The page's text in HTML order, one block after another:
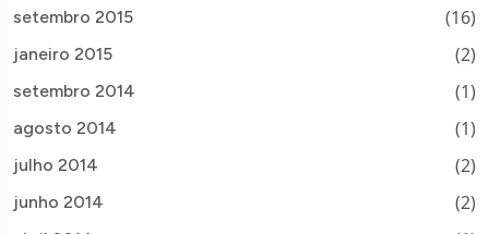
setembro 2015 (16)
janeiro 2015 (2)
setembro 2014 (1)
agosto 2014 (1)
julho 2014 (2)
junho 2014 (2)